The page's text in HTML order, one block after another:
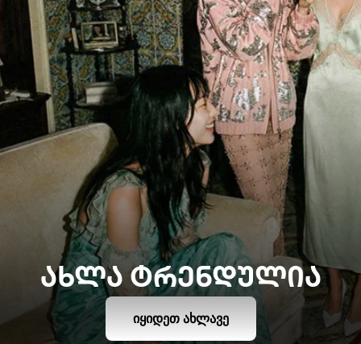
ᲐᲮᲚᲐ ᲢᲠᲔᲜᲓᲣᲚᲘᲐ
ᲘᲧᲘᲓᲔᲗ ᲐᲮᲚᲐᲕᲔ